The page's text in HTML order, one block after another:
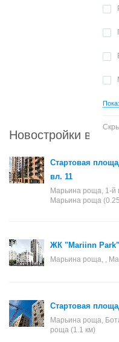
Новостройки в
Стартовая
вл. 11
Марьина роща, 1-й
Марьина роща
ЖК "Mariinn
Марьина роща, ,
Стартовая
Марьина роща,
роща (1.1 км)